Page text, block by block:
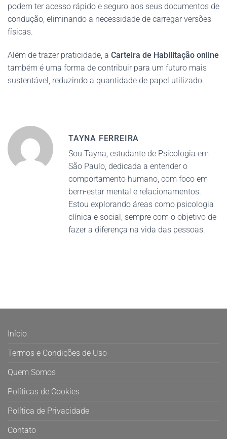
podem ter acesso rápido e seguro aos seus documentos de
condução, eliminando a necessidade de carregar versões
físicas.
Além de trazer praticidade, a Carteira de Habilitação online
também é uma forma de contribuir para um futuro mais
sustentável, reduzindo a quantidade de papel utilizado.
TAYNA FERREIRA
Sou Tayna, estudante de Psicologia em
São Paulo, dedicada a entender o
comportamento humano, com foco em
bem-estar mental e relacionamentos.
Estou explorando áreas como psicologia
clínica e social, sempre com o objetivo de
fazer a diferença na vida das pessoas.
Início
Termos e Condições de Uso
Quem Somos
Políticas de Cookies
Política de Privacidade
Contato